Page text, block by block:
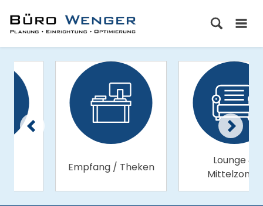
Empfang / Theken
Lounge &
Mittelzonen